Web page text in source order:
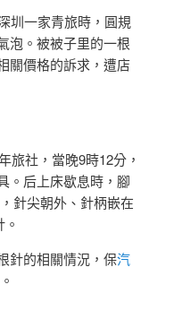
圳一家青旅時，圓規
泡。被被子里的一根
關價格的訴求，遭店
旅社，當晚9時12分，
。后上床歇息時，腳
針尖朝外、針柄嵌在
針的相關情況，保汽
。